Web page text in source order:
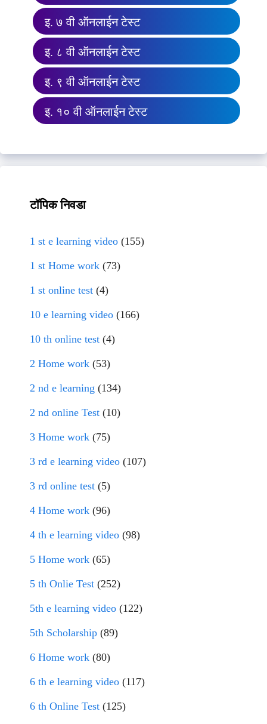
इ. ७ वी ऑनलाईन टेस्ट
इ. ८ वी ऑनलाईन टेस्ट
इ. ९ वी ऑनलाईन टेस्ट
इ. १० वी ऑनलाईन टेस्ट
टॉपिक निवडा
1 st e learning video (155)
1 st Home work (73)
1 st online test (4)
10 e learning video (166)
10 th online test (4)
2 Home work (53)
2 nd e learning (134)
2 nd online Test (10)
3 Home work (75)
3 rd e learning video (107)
3 rd online test (5)
4 Home work (96)
4 th e learning video (98)
5 Home work (65)
5 th Onlie Test (252)
5th e learning video (122)
5th Scholarship (89)
6 Home work (80)
6 th e learning video (117)
6 th Online Test (125)